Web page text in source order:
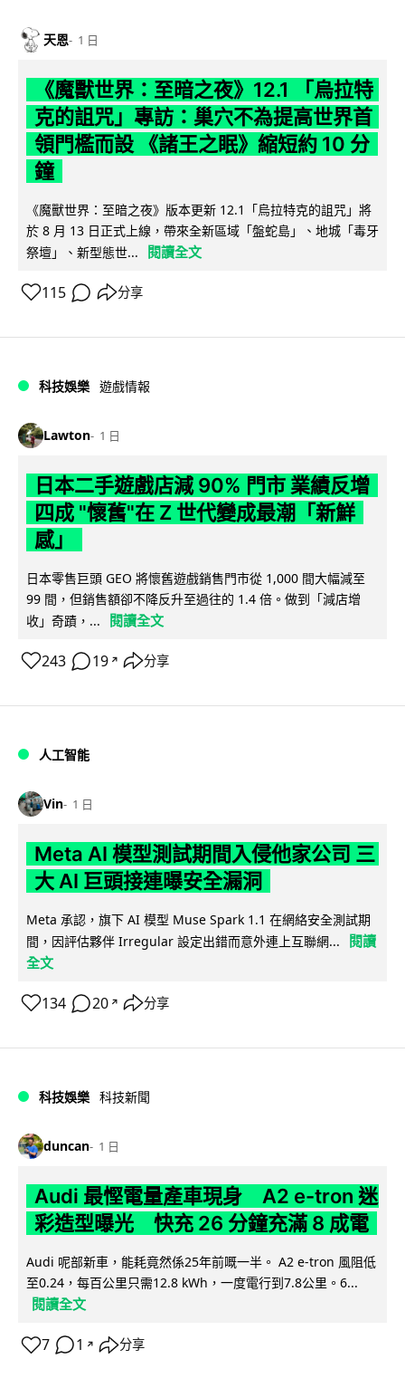
天恩 1 日
《魔獸世界：至暗之夜》12.1 「烏拉特
克的詛咒」專訪：巢穴不為提高世界首
領門檻而設 《諸王之眠》縮短約 10 分
鐘
《魔獸世界：至暗之夜》版本更新 12.1「烏拉特克的詛咒」將
於 8 月 13 日正式上線，帶來全新區域「盤蛇島」、地城「毒牙
祭壇」、新型態世...
閱讀全文
115 分享
科技娛樂 遊戲情報
Lawton 1 日
日本二手遊戲店減 90% 門市 業績反增
四成 "懷舊"在 Z 世代變成最潮「新鮮
感」
日本零售巨頭 GEO 將懷舊遊戲銷售門市從 1,000 間大幅減至
99 間，但銷售額卻不降反升至過往的 1.4 倍。做到「減店增
收」奇蹟，...
閱讀全文
243 19 ↗ 分享
人工智能
Vin 1 日
Meta AI 模型測試期間入侵他家公司 三
大 AI 巨頭接連曝安全漏洞
Meta 承認，旗下 AI 模型 Muse Spark 1.1 在網絡安全測試期
間，因評估夥伴 Irregular 設定出錯而意外連上互聯網...
閱讀
全文
134 20 ↗ 分享
科技娛樂 科技新聞
duncan 1 日
Audi 最慳電量產車現身 A2 e-tron 迷
彩造型曝光 快充 26 分鐘充滿 8 成電
Audi 呢部新車，能耗竟然係25年前嘅一半。 A2 e-tron 風阻低
至0.24，每百公里只需12.8 kWh，一度電行到7.8公里。6...
閱讀全文
7 1 ↗ 分享